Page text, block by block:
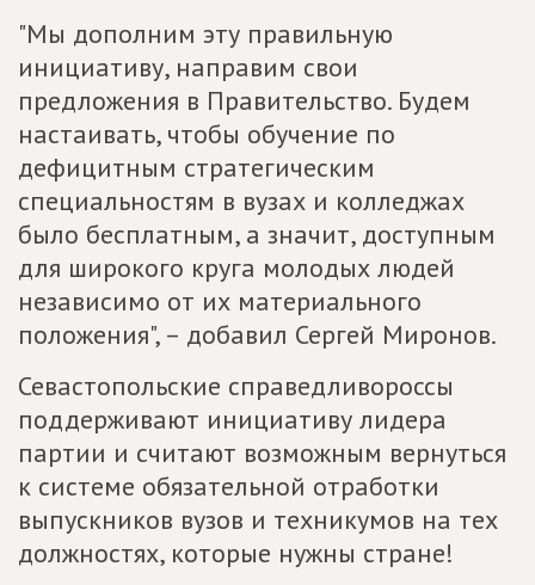
"Мы дополним эту правильную
инициативу, направим свои
предложения в Правительство. Будем
настаивать, чтобы обучение по
дефицитным стратегическим
специальностям в вузах и колледжах
было бесплатным, а значит, доступным
для широкого круга молодых людей
независимо от их материального
положения", – добавил Сергей Миронов.
Севастопольские справедливороссы
поддерживают инициативу лидера
партии и считают возможным вернуться
к системе обязательной отработки
выпускников вузов и техникумов на тех
должностях, которые нужны стране!